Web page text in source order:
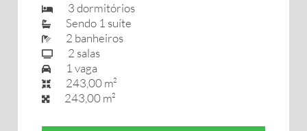
3 dormitórios
Sendo 1 suíte
2 banheiros
2 salas
1 vaga
243,00 m²
243,00 m²